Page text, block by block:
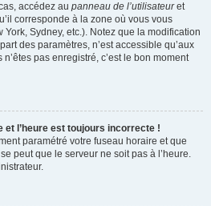
accédez au panneau de l’utilisateuret
corresponde à la zone où vous vous
Sydney, etc.). Notez que la modification
des paramètres, n’est accessible qu’aux
pas enregistré, c’est le bon moment
et l’heure est toujours incorrecte !
paramétré votre fuseau horaire et que
peut que le serveur ne soit pas à l’heure.